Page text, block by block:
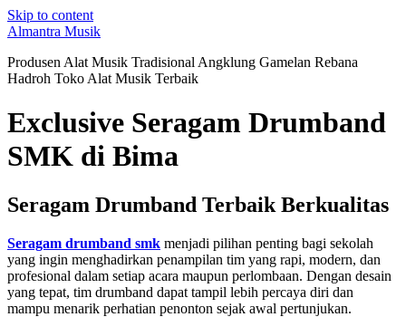
Skip to content
Almantra Musik
Produsen Alat Musik Tradisional Angklung Gamelan Rebana
Hadroh Toko Alat Musik Terbaik
Exclusive Seragam Drumband
SMK di Bima
Seragam Drumband Terbaik Berkualitas
Seragam drumband smk menjadi pilihan penting bagi sekolah
yang ingin menghadirkan penampilan tim yang rapi, modern, dan
profesional dalam setiap acara maupun perlombaan. Dengan desain
yang tepat, tim drumband dapat tampil lebih percaya diri dan
mampu menarik perhatian penonton sejak awal pertunjukan.